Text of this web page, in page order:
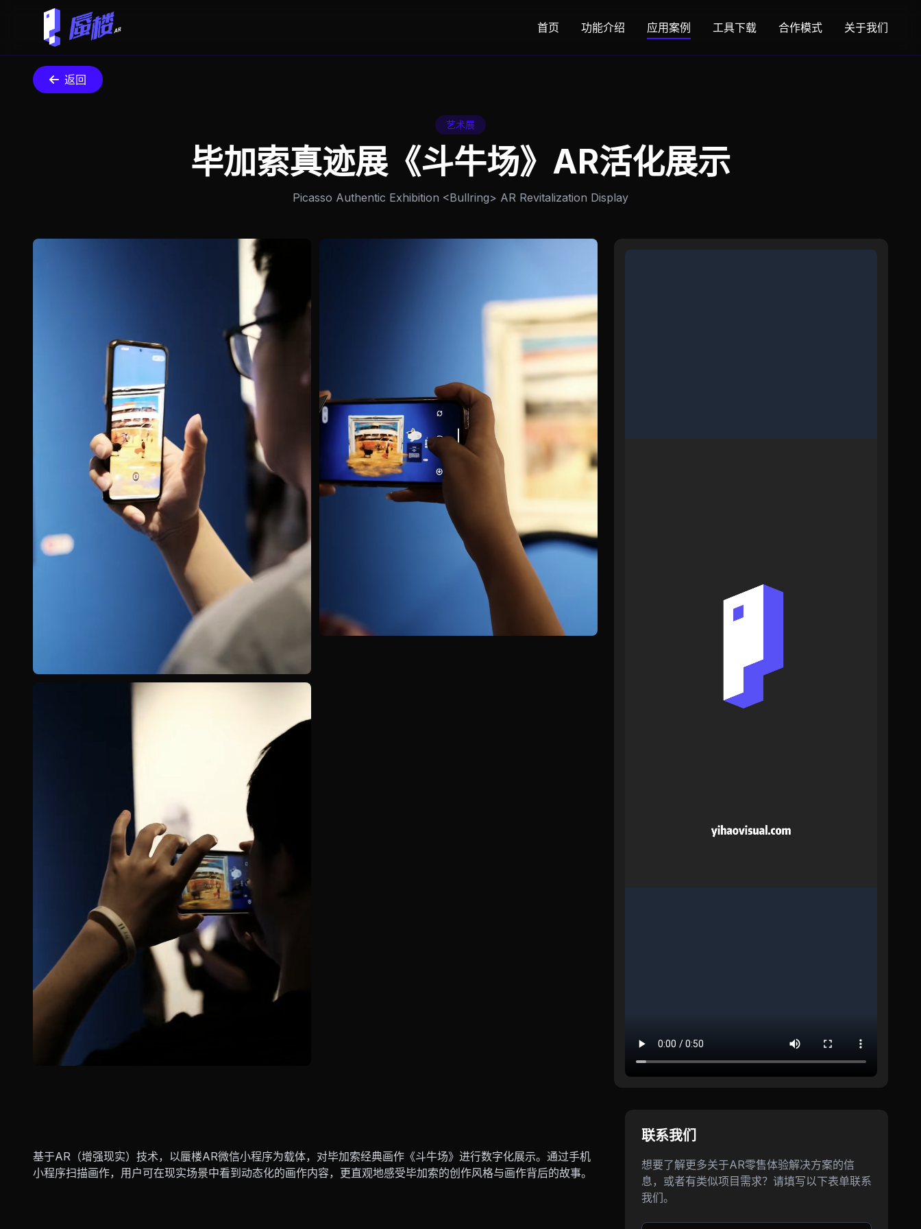
首页 功能介绍 应用案例 工具下载 合作模式 关于我们
返回
艺术展
毕加索真迹展《斗牛场》AR活化展示
Picasso Authentic Exhibition <Bullring> AR Revitalization Display
基于AR（增强现实）技术，以蜃楼AR微信小程序为载体，对毕加索经典画作《斗牛场》进行数字化展示。通过手机
小程序扫描画作，用户可在现实场景中看到动态化的画作内容，更直观地感受毕加索的创作风格与画作背后的故事。
联系我们
想要了解更多关于AR零售体验解决方案的信
息，或者有类似项目需求？请填写以下表单联系
我们。